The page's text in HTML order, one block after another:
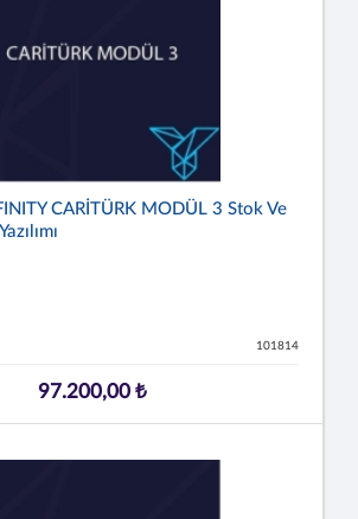
CARİTÜRK MODÜL 3 Stok Ve
101814
97.200,00 ₺